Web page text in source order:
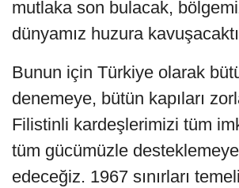
mutlaka son bulacak,
dünyamız huzura
Bunun için Türkiye olarak
denemeye, bütün kapıları
Filistinli kardeşlerimizi tüm
tüm gücümüzle
edeceğiz. 1967 sınırları